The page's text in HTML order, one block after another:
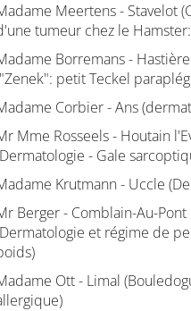
Meertens - Stavelot
tumeur chez le
Borremans -
petit Teckel
Corbier - Ans
Mme Rosseels - Houtain
- Gale
Krutmann - Uccle
Berger - Comblain-Au-Pont
et régime de
Ott - Limal